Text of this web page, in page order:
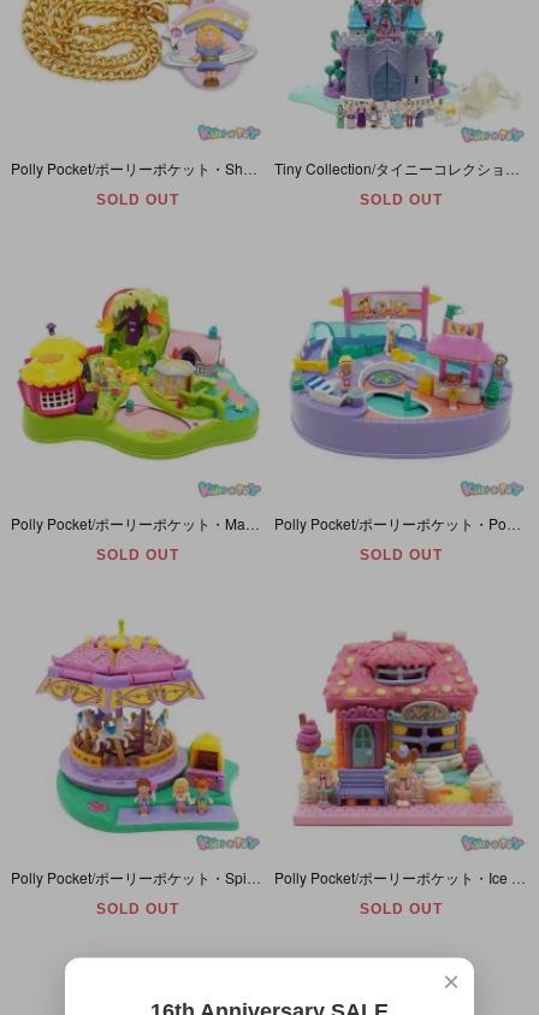
SOLD OUT SOLD OUT
SOLD OUT SOLD OUT
SOLD OUT SOLD OUT
×